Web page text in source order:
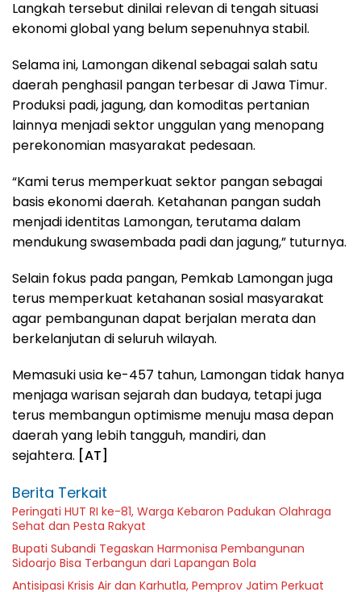
Langkah tersebut dinilai relevan di tengah situasi
ekonomi global yang belum sepenuhnya stabil.
Selama ini, Lamongan dikenal sebagai salah satu
daerah penghasil pangan terbesar di Jawa Timur.
Produksi padi, jagung, dan komoditas pertanian
lainnya menjadi sektor unggulan yang menopang
perekonomian masyarakat pedesaan.
“Kami terus memperkuat sektor pangan sebagai
basis ekonomi daerah. Ketahanan pangan sudah
menjadi identitas Lamongan, terutama dalam
mendukung swasembada padi dan jagung,” tuturnya.
Selain fokus pada pangan, Pemkab Lamongan juga
terus memperkuat ketahanan sosial masyarakat
agar pembangunan dapat berjalan merata dan
berkelanjutan di seluruh wilayah.
Memasuki usia ke-457 tahun, Lamongan tidak hanya
menjaga warisan sejarah dan budaya, tetapi juga
terus membangun optimisme menuju masa depan
daerah yang lebih tangguh, mandiri, dan
sejahtera. [AT]
Berita Terkait
Peringati HUT RI ke-81, Warga Kebaron Padukan Olahraga
Sehat dan Pesta Rakyat
Bupati Subandi Tegaskan Harmonisa Pembangunan
Sidoarjo Bisa Terbangun dari Lapangan Bola
Antisipasi Krisis Air dan Karhutla, Pemprov Jatim Perkuat